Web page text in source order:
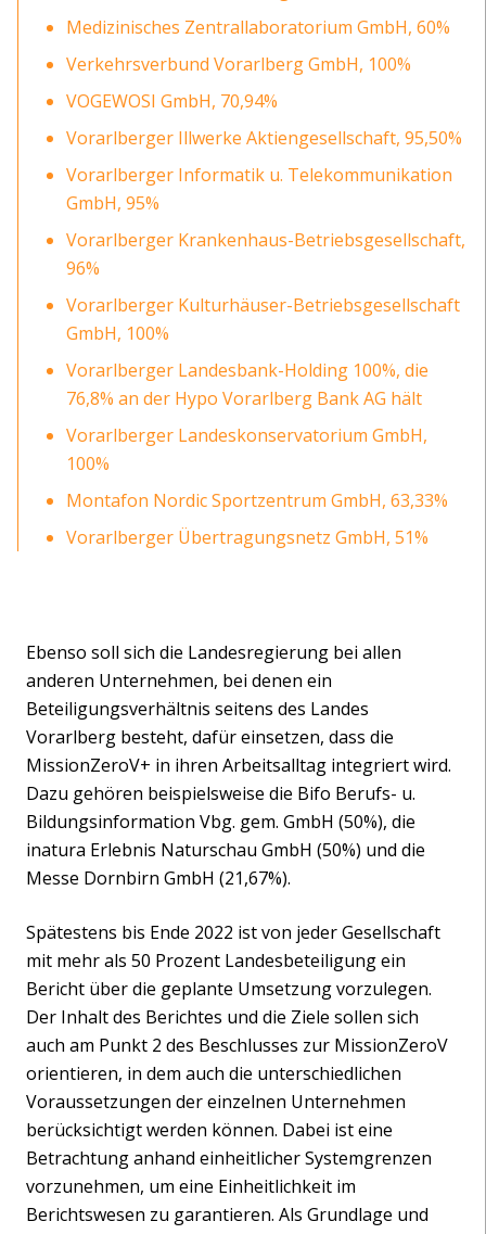
Medizinisches Zentrallaboratorium GmbH, 60%
Verkehrsverbund Vorarlberg GmbH, 100%
VOGEWOSI GmbH, 70,94%
Vorarlberger Illwerke Aktiengesellschaft, 95,50%
Vorarlberger Informatik u. Telekommunikation
GmbH, 95%
Vorarlberger Krankenhaus-Betriebsgesellschaft,
96%
Vorarlberger Kulturhäuser-Betriebsgesellschaft
GmbH, 100%
Vorarlberger Landesbank-Holding 100%, die
76,8% an der Hypo Vorarlberg Bank AG hält
Vorarlberger Landeskonservatorium GmbH,
100%
Montafon Nordic Sportzentrum GmbH, 63,33%
Vorarlberger Übertragungsnetz GmbH, 51%
Ebenso soll sich die Landesregierung bei allen
anderen Unternehmen, bei denen ein
Beteiligungsverhältnis seitens des Landes
Vorarlberg besteht, dafür einsetzen, dass die
MissionZeroV+ in ihren Arbeitsalltag integriert wird.
Dazu gehören beispielsweise die Bifo Berufs- u.
Bildungsinformation Vbg. gem. GmbH (50%), die
inatura Erlebnis Naturschau GmbH (50%) und die
Messe Dornbirn GmbH (21,67%).
Spätestens bis Ende 2022 ist von jeder Gesellschaft
mit mehr als 50 Prozent Landesbeteiligung ein
Bericht über die geplante Umsetzung vorzulegen.
Der Inhalt des Berichtes und die Ziele sollen sich
auch am Punkt 2 des Beschlusses zur MissionZeroV
orientieren, in dem auch die unterschiedlichen
Voraussetzungen der einzelnen Unternehmen
berücksichtigt werden können. Dabei ist eine
Betrachtung anhand einheitlicher Systemgrenzen
vorzunehmen, um eine Einheitlichkeit im
Berichtswesen zu garantieren. Als Grundlage und